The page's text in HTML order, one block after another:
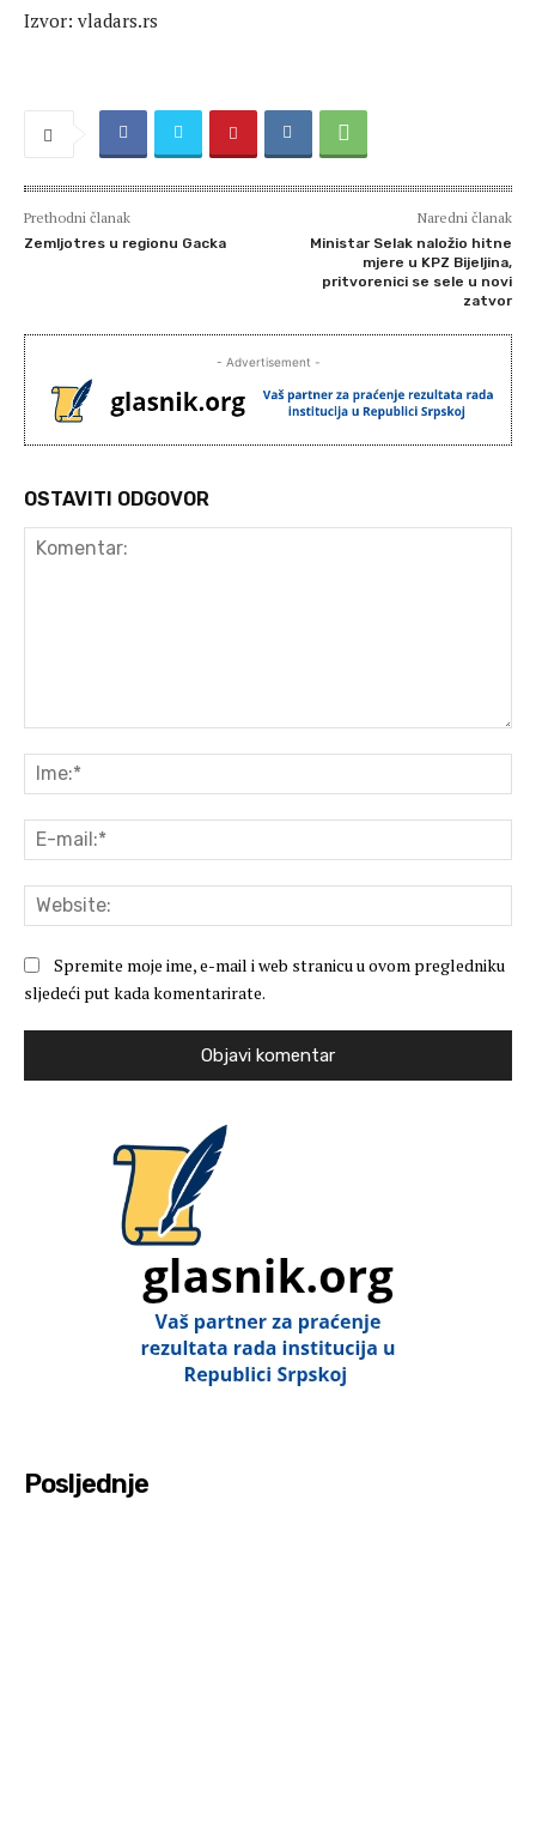
Izvor: vladars.rs
Prethodni članak
Zemljotres u regionu Gacka
Naredni članak
Ministar Selak naložio hitne
mjere u KPZ Bijeljina,
pritvorenici se sele u novi
zatvor
- Advertisement -
OSTAVITI ODGOVOR
Spremite moje ime, e-mail i web stranicu u ovom pregledniku
sljedeći put kada komentarirate.
Posljednje